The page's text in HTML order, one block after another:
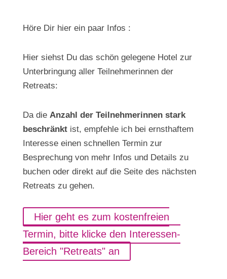
Höre Dir hier ein paar Infos :
Hier siehst Du das schön gelegene Hotel zur
Unterbringung aller Teilnehmerinnen der
Retreats:
​Da die Anzahl der Teilnehmerinnen stark
beschränktist, empfehle ich bei ernsthaftem
Interesse einen schnellen Termin zur
Besprechung von mehr Infos und Details zu
buchen oder direkt auf die Seite des nächsten
Retreats zu gehen.
Hier geht es zum kostenfreien
Termin, bitte klicke den Interessen-
Bereich "Retreats" an